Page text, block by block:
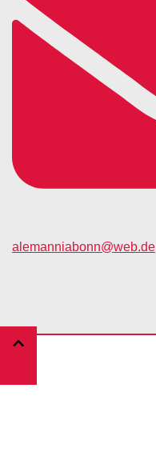
alemanniabonn@web.de